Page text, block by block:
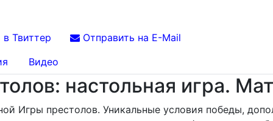
в Твиттер
Отправить на E-Mail
Видео
настольная игра.
Игры престолов. Уникальные условия победы,